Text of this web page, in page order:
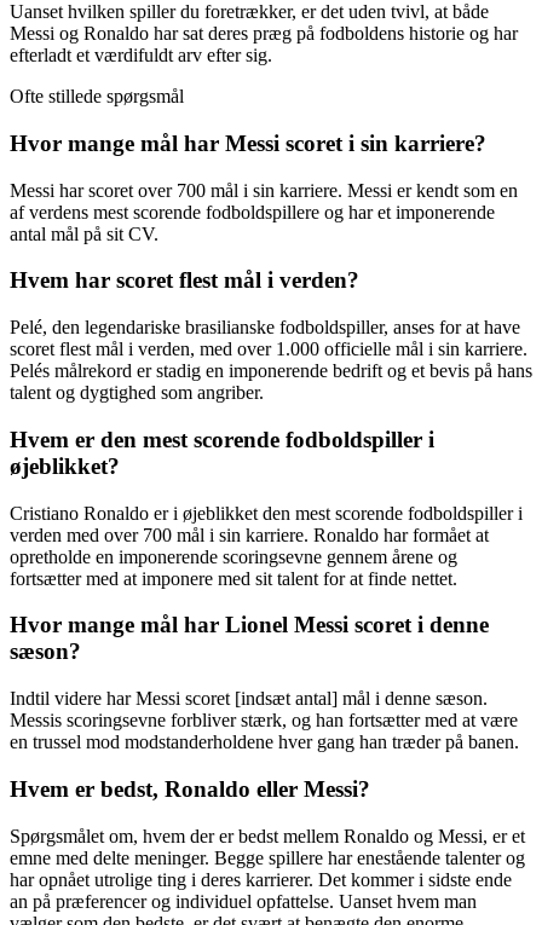
Uanset hvilken spiller du foretrækker, er det uden tvivl, at både
Messi og Ronaldo har sat deres præg på fodboldens historie og har
efterladt et værdifuldt arv efter sig.
Ofte stillede spørgsmål
Hvor mange mål har Messi scoret i sin karriere?
Messi har scoret over 700 mål i sin karriere. Messi er kendt som en
af verdens mest scorende fodboldspillere og har et imponerende
antal mål på sit CV.
Hvem har scoret flest mål i verden?
Pelé, den legendariske brasilianske fodboldspiller, anses for at have
scoret flest mål i verden, med over 1.000 officielle mål i sin karriere.
Pelés målrekord er stadig en imponerende bedrift og et bevis på hans
talent og dygtighed som angriber.
Hvem er den mest scorende fodboldspiller i
øjeblikket?
Cristiano Ronaldo er i øjeblikket den mest scorende fodboldspiller i
verden med over 700 mål i sin karriere. Ronaldo har formået at
opretholde en imponerende scoringsevne gennem årene og
fortsætter med at imponere med sit talent for at finde nettet.
Hvor mange mål har Lionel Messi scoret i denne
sæson?
Indtil videre har Messi scoret [indsæt antal] mål i denne sæson.
Messis scoringsevne forbliver stærk, og han fortsætter med at være
en trussel mod modstanderholdene hver gang han træder på banen.
Hvem er bedst, Ronaldo eller Messi?
Spørgsmålet om, hvem der er bedst mellem Ronaldo og Messi, er et
emne med delte meninger. Begge spillere har enestående talenter og
har opnået utrolige ting i deres karrierer. Det kommer i sidste ende
an på præferencer og individuel opfattelse. Uanset hvem man